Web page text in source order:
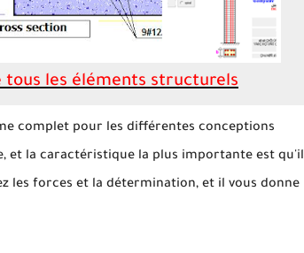
les éléments structurels
complet pour les différentes conceptions
et la caractéristique la plus importante est qu'il
les forces et la détermination, et il vous donne